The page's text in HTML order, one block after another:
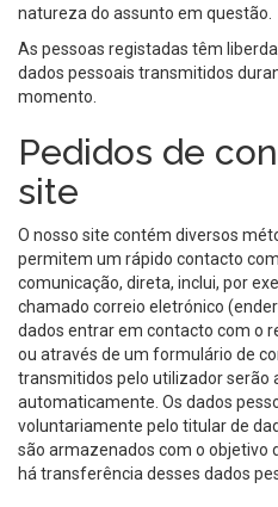
natureza do assunto em questão.
As pessoas registadas têm
dados pessoais transmitidos
momento.
Pedidos de
site
O nosso site contém diversos
permitem um rápido contacto
comunicação, direta, inclui, por
chamado correio eletrónico
dados entrar em contacto com o
ou através de um formulário de
transmitidos pelo utilizador serão
automaticamente. Os dados
voluntariamente pelo titular de
são armazenados com o objetivo
há transferência desses dados